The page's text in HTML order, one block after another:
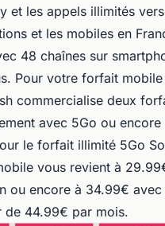
et les appels illimités
et les mobiles en
48 chaînes sur
Pour votre forfait
commercialise deux
avec 5Go ou encore
le forfait illimité 5Go
vous revient à
ou encore à 34.99€ avec
de 44.99€ par mois.